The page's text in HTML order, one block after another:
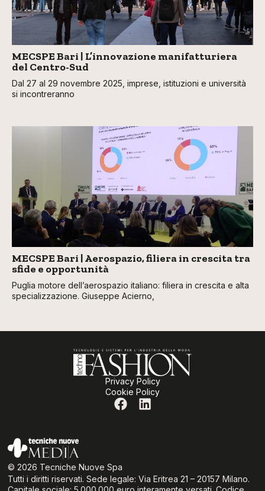
MECSPE Bari | L’innovazione manifatturiera
del Centro-Sud
Dal 27 al 29 novembre 2025, imprese, istituzioni e università
si incontreranno
MECSPE Bari | Aerospazio, filiera in crescita tra
sfide e opportunità
Puglia motore dell’aerospazio italiano: filiera in crescita e alta
specializzazione. Giuseppe Acierno,
Privacy Policy
Cookie Policy
© 2026 Tecniche Nuove Spa
Tutti i diritti riservati. Sede legale: Via Eritrea 21 – 20157 Milano.